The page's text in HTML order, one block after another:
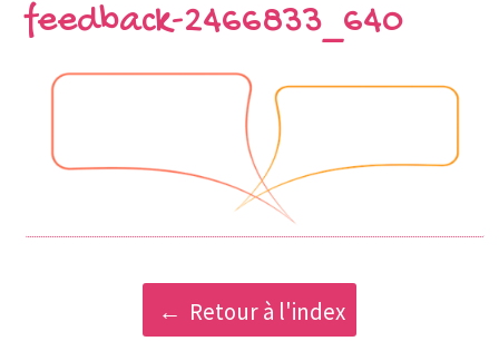
feedback-2466833_640
Retour à l'index